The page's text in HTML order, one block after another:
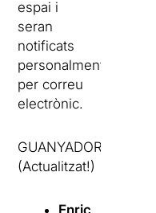
espai i
seran
notificats
personalment
per correu
electrònic.
GUANYADORS
(Actualitzat!)
Enric